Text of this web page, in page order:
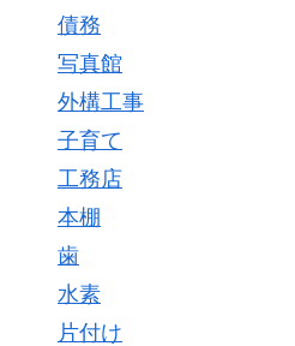
債務
写真館
外構工事
子育て
工務店
本棚
歯
水素
片付け